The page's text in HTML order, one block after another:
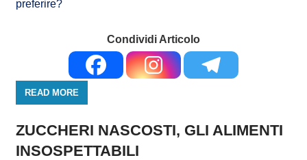
preferire?
Condividi Articolo
READ MORE
ZUCCHERI NASCOSTI, GLI ALIMENTI
INSOSPETTABILI